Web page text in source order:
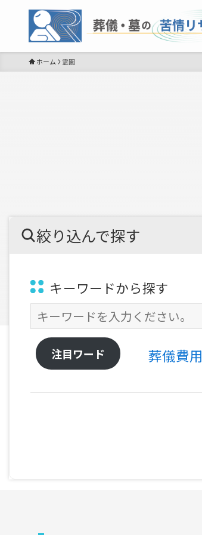
ホーム 霊園
絞り込んで探す
キーワードから探す
注目ワード 葬儀費用